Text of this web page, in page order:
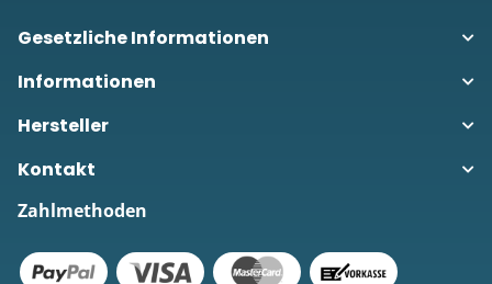
Gesetzliche Informationen
Informationen
Hersteller
Kontakt
Zahlmethoden